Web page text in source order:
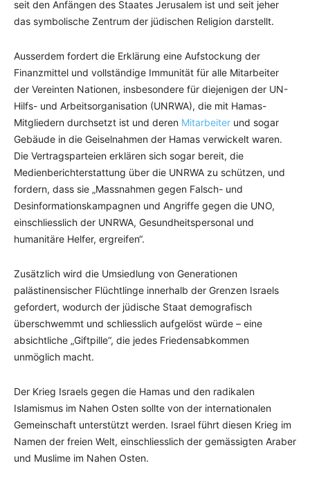
seit den Anfängen des Staates Jerusalem ist und seit jeher
das symbolische Zentrum der jüdischen Religion darstellt.
Ausserdem fordert die Erklärung eine Aufstockung der
Finanzmittel und vollständige Immunität für alle Mitarbeiter
der Vereinten Nationen, insbesondere für diejenigen der UN-
Hilfs- und Arbeitsorganisation (UNRWA), die mit Hamas-
Mitgliedern durchsetzt ist und deren Mitarbeiter und sogar
Gebäude in die Geiselnahmen der Hamas verwickelt waren.
Die Vertragsparteien erklären sich sogar bereit, die
Medienberichterstattung über die UNRWA zu schützen, und
fordern, dass sie „Massnahmen gegen Falsch- und
Desinformationskampagnen und Angriffe gegen die UNO,
einschliesslich der UNRWA, Gesundheitspersonal und
humanitäre Helfer, ergreifen“.
Zusätzlich wird die Umsiedlung von Generationen
palästinensischer Flüchtlinge innerhalb der Grenzen Israels
gefordert, wodurch der jüdische Staat demografisch
überschwemmt und schliesslich aufgelöst würde – eine
absichtliche „Giftpille“, die jedes Friedensabkommen
unmöglich macht.
Der Krieg Israels gegen die Hamas und den radikalen
Islamismus im Nahen Osten sollte von der internationalen
Gemeinschaft unterstützt werden. Israel führt diesen Krieg im
Namen der freien Welt, einschliesslich der gemässigten Araber
und Muslime im Nahen Osten.